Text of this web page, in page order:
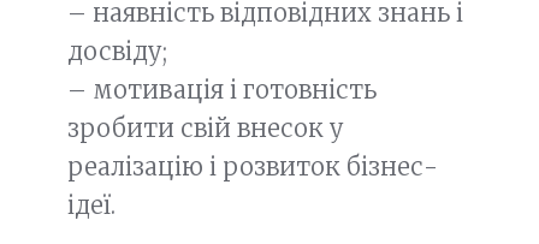
– наявність відповідних знань і
досвіду;
– мотивація і готовність
зробити свій внесок у
реалізацію і розвиток бізнес-
ідеї.